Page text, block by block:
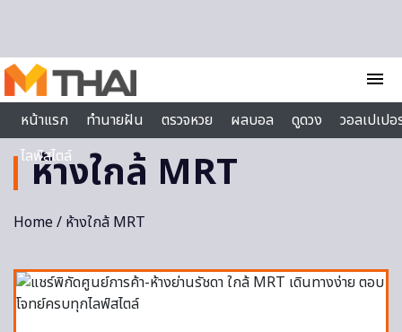
menu
หน้าแรก
ทำนายฝัน ตรวจหวย ผลบอล ดูดวง
วอลเปเป
ไลฟ์สไตล์
ห้างใกล้ MRT
Home/ ห้างใกล้ MRT